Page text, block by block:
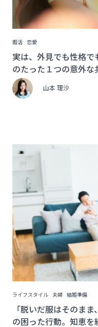
婚活 恋愛
実は、外見でも性格で
のたった１つの意外な
山本 理沙
ライフスタイル 夫婦 結婚準備
「脱いだ服はそのま
の困った行動。知恵を